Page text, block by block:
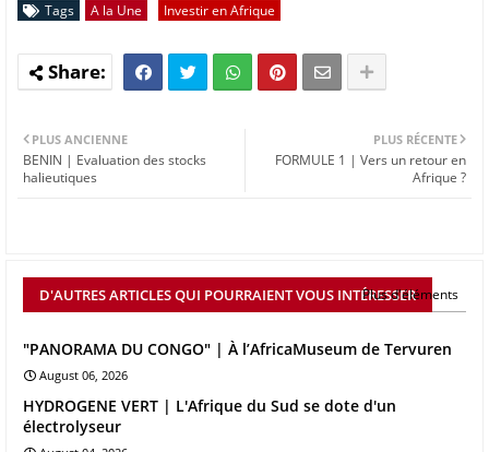
Tags A la Une Investir en Afrique
PLUS RÉCENTE
FORMULE 1 | Vers un retour en
Afrique ?
PLUS ANCIENNE
BENIN | Evaluation des stocks
halieutiques
D'AUTRES ARTICLES QUI POURRAIENT VOUS INTÉRESSER
Plus d'éléments
"PANORAMA DU CONGO" | À l’AfricaMuseum de Tervuren
August 06, 2026
HYDROGENE VERT | L'Afrique du Sud se dote d'un
électrolyseur